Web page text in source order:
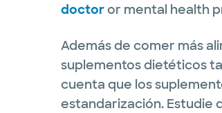
doctoror mental health
Además de comer más
suplementos dietéticos
cuenta que los
estandarización. Estudie